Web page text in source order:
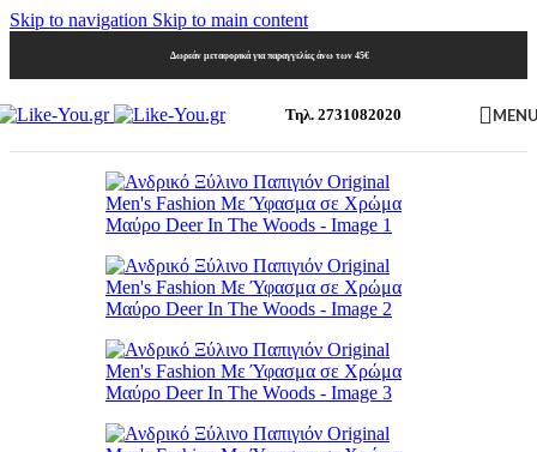
Skip to navigation Skip to main content
Δωρεάν μεταφορικά για παραγγελίες άνω των 45€
Τηλ. 2731082020